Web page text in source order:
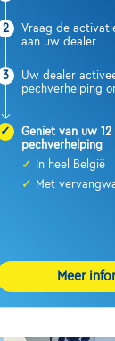
2
Vraag de
aan uw dealer
3
Uw dealer
pechverhelping
✓
Geniet van uw
pechverhelping
✓
In heel België
✓ Met
Meer